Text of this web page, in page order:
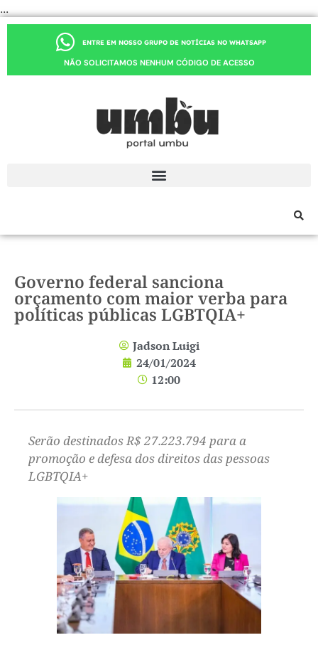
...
ENTRE EM NOSSO GRUPO DE NOTÍCIAS NO WHATSAPP
NÃO SOLICITAMOS NENHUM CÓDIGO DE ACESSO
Governo federal sanciona
orçamento com maior verba para
políticas públicas LGBTQIA+
Jadson Luigi
24/01/2024
12:00
Serão destinados R$ 27.223.794 para a
promoção e defesa dos direitos das pessoas
LGBTQIA+